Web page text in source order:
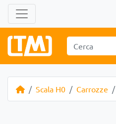
Scala H0 Carrozze